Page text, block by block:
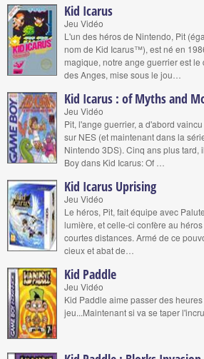
Kid Icarus
Jeu Vidéo
L'un des héros de Nintendo, Pit
nom de Kid Icarus™), est né en
magique, notre ange guerrier est
des Anges, mise sous le jou…
Kid Icarus : of Myths and
Jeu Vidéo
Pit, l'ange guerrier, a d'abord
sur NES (et maintenant dans la
Nintendo 3DS). Cinq ans plus tard,
Boy dans Kid Icarus: Of …
Kid Icarus Uprising
Jeu Vidéo
Le héros, Pit, fait équipe avec
lumière, et celle-ci confère au
courtes distances. Armé de ce
cieux et abat de…
Kid Paddle
Jeu Vidéo
Kid Paddle aime passer des
jeu...Maintenant si va se taper